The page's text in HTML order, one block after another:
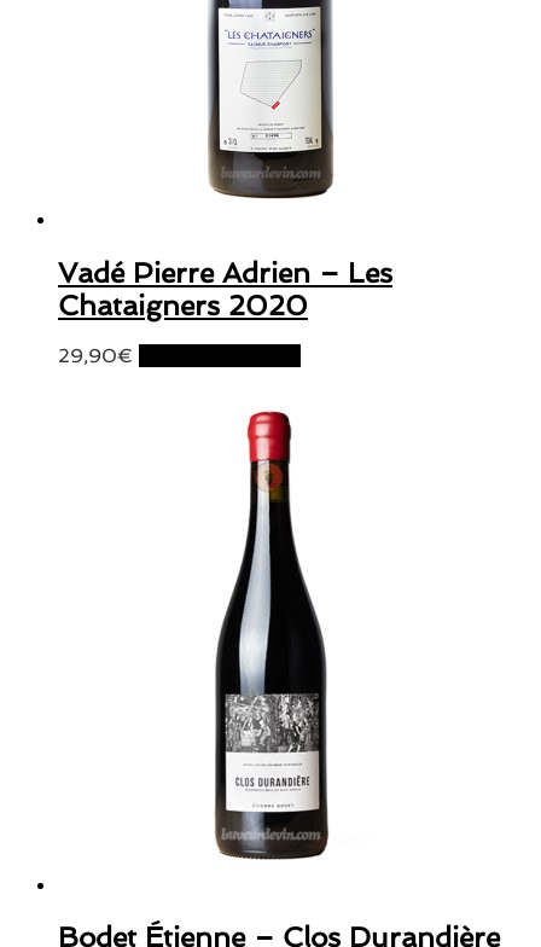
Vadé Pierre Adrien – Les
Chataigners 2020
29,90€
Bodet Étienne – Clos Durandière